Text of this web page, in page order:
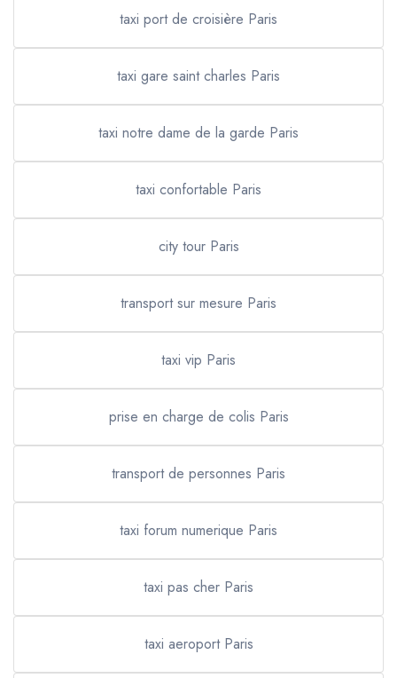
taxi port de croisière Paris
taxi gare saint charles Paris
taxi notre dame de la garde Paris
taxi confortable Paris
city tour Paris
transport sur mesure Paris
taxi vip Paris
prise en charge de colis Paris
transport de personnes Paris
taxi forum numerique Paris
taxi pas cher Paris
taxi aeroport Paris